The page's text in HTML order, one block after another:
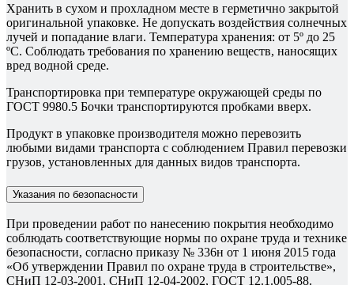
Хранить в сухом и прохладном месте в герметично закрытой
оригинальной упаковке. Не допускать воздействия солнечных
лучей и попадание влаги. Температура хранения: от 5º до 25
ºС. Соблюдать требования по хранению веществ, наносящих
вред водной среде.
Транспортировка при температуре окружающей среды по
ГОСТ 9980.5 Бочки транспортируются пробками вверх.
Продукт в упаковке производителя можно перевозить
любыми видами транспорта с соблюдением Правил перевозки
грузов, установленных для данных видов транспорта.
Указания по безопасности
При проведении работ по нанесению покрытия необходимо
соблюдать соответствующие нормы по охране труда и технике
безопасности, согласно приказу № 336н от 1 июня 2015 года
«Об утверждении Правил по охране труда в строительстве»,
СНиП 12-03-2001, СНиП 12-04-2002, ГОСТ 12.1.005-88.